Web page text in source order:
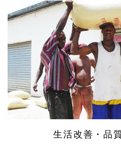
生活改善・品